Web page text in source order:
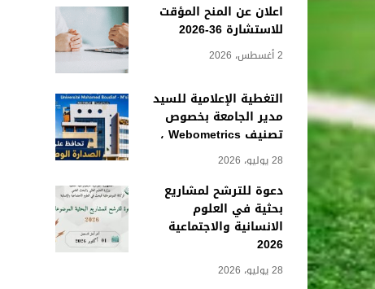
اعلان عن المنح المؤقت
للاستشارة 36-2026
2 أغسطس، 2026
التغطية الإعلامية للسيد
مدير الجامعة بخصوص
تصنيف Webometrics ،
28 يوليو، 2026
دعوة للترشح لمشاريع
بحثية في العلوم
الانسانية والاجتماعية
2026
28 يوليو، 2026